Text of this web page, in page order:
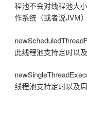
程池不会对线程池大
作系统（或者说JVM
此线程池支持定时以
线程池支持定时以及